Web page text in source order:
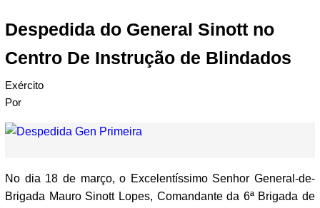
Despedida do General Sinott no
Centro De Instrução de Blindados
Exército
Por
No dia 18 de março, o Excelentíssimo Senhor General-de-
Brigada Mauro Sinott Lopes, Comandante da 6ª Brigada de